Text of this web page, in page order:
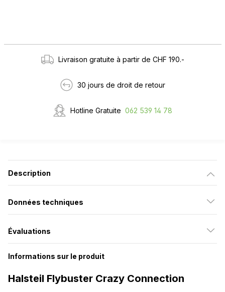
Livraison gratuite à partir de CHF 190.-
30 jours de droit de retour
Hotline Gratuite 062 539 14 78
Description
Données techniques
Évaluations
Informations sur le produit
Halsteil Flybuster Crazy Connection